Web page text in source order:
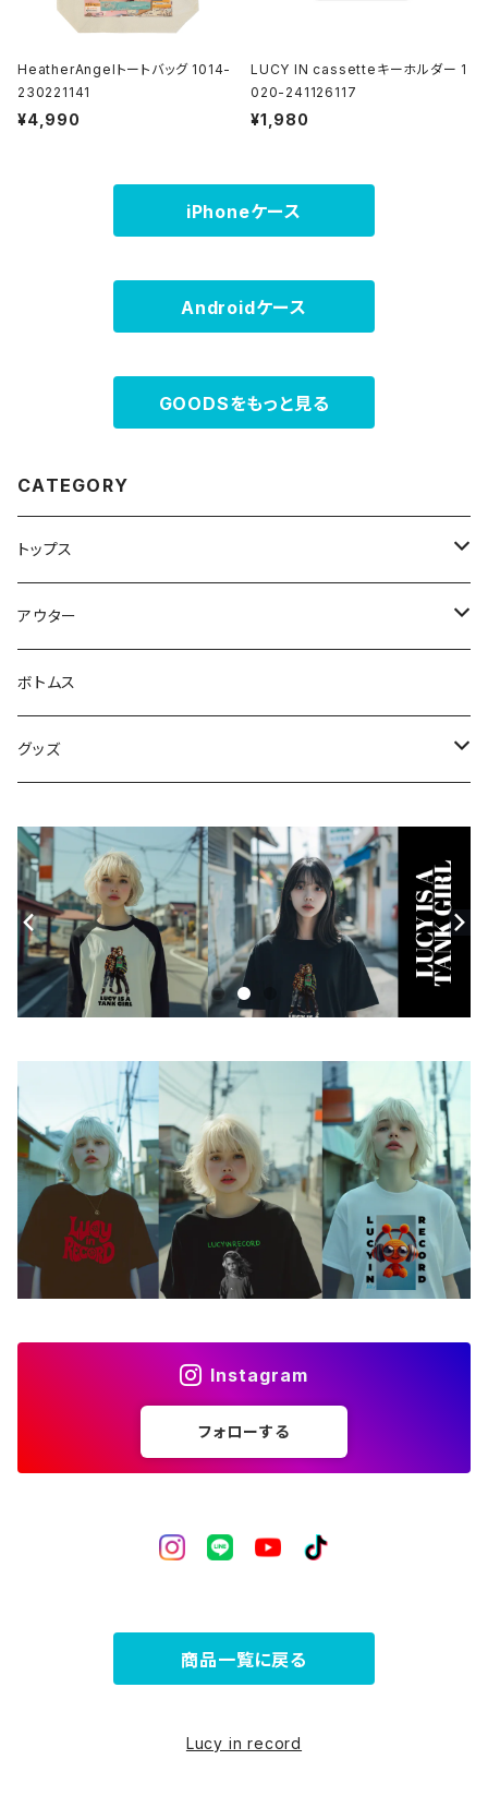
HeatherAngelトートバッグ 1014-
230221141
¥4,990
LUCY IN cassetteキーホルダー 1
020-241126117
¥1,980
iPhoneケース
Androidケース
GOODSをもっと見る
CATEGORY
トップス
スウェット・パーカー
Tシャツ
シャツ
アウター
ジャケット・ブルゾン
ボトムス
グッズ
モバイルケース
Androidケース
iPhoneケース
スマホリング
ステッカー
アクセサリー
バッグ
アートワーク
フォトカード
ライフスタイル
Instagram
フォローする
商品一覧に戻る
Lucy in record